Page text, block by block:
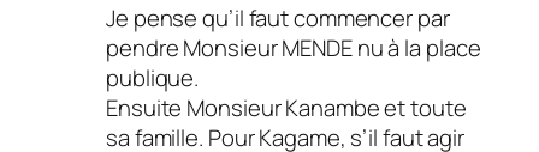
Je pense qu’il faut commencer par
pendre Monsieur MENDE nu à la place
publique.
Ensuite Monsieur Kanambe et toute
sa famille. Pour Kagame, s’il faut agir